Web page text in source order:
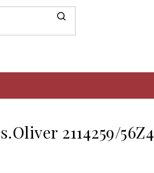
2114259/56Z4